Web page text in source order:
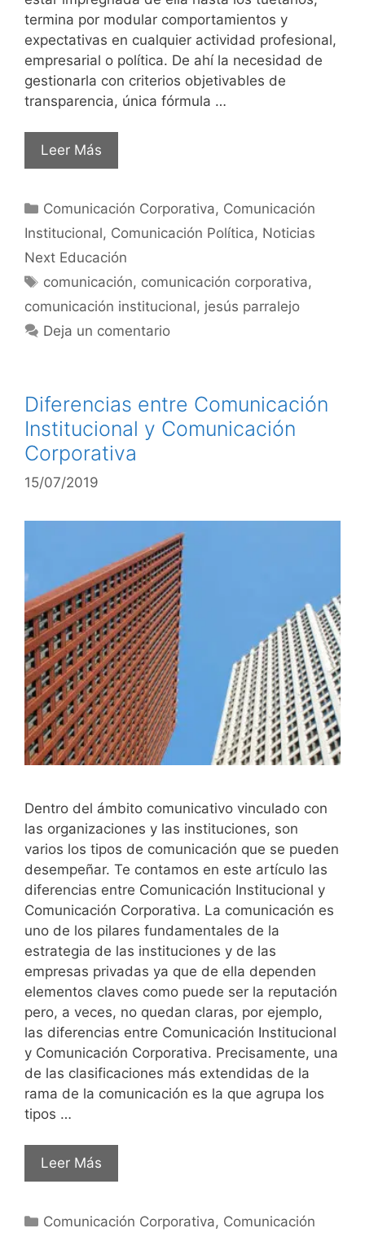
termina por modular comportamientos y
expectativas en cualquier actividad profesional,
empresarial o política. De ahí la necesidad de
gestionarla con criterios objetivables de
transparencia, única fórmula …
Leer Más
Comunicación Corporativa, Comunicación
Institucional, Comunicación Política, Noticias
Next Educación
comunicación, comunicación corporativa,
comunicación institucional, jesús parralejo
Deja un comentario
Diferencias entre Comunicación
Institucional y Comunicación
Corporativa
15/07/2019
Dentro del ámbito comunicativo vinculado con
las organizaciones y las instituciones, son
varios los tipos de comunicación que se pueden
desempeñar. Te contamos en este artículo las
diferencias entre Comunicación Institucional y
Comunicación Corporativa. La comunicación es
uno de los pilares fundamentales de la
estrategia de las instituciones y de las
empresas privadas ya que de ella dependen
elementos claves como puede ser la reputación
pero, a veces, no quedan claras, por ejemplo,
las diferencias entre Comunicación Institucional
y Comunicación Corporativa. Precisamente, una
de las clasificaciones más extendidas de la
rama de la comunicación es la que agrupa los
tipos …
Leer Más
Comunicación Corporativa, Comunicación